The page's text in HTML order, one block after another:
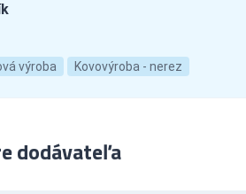
výroba Kovovýroba - nerez
dodávateľa